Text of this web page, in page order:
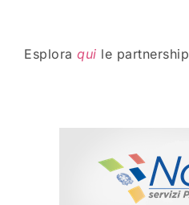
Esplora qui le partnership